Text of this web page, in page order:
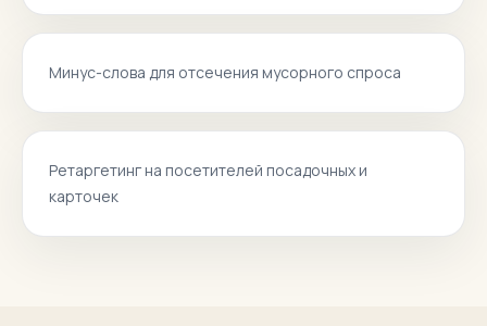
Минус-слова для отсечения мусорного спроса
Ретаргетинг на посетителей посадочных и
карточек